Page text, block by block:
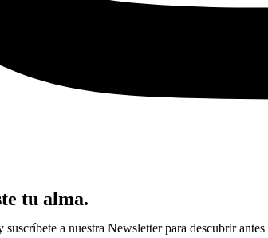
tu alma.
a nuestra Newsletter para descubrir